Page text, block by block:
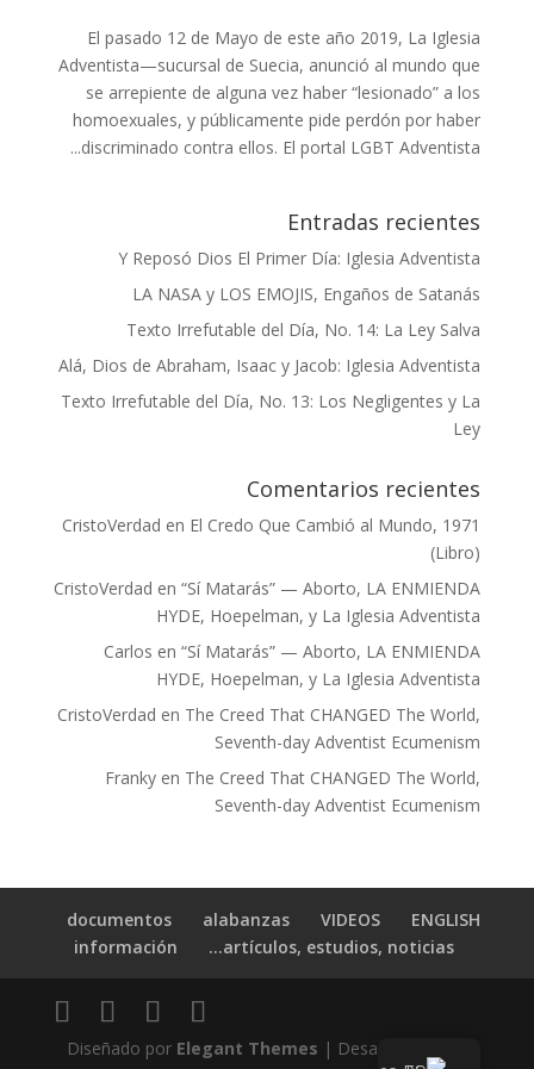
El pasado 12 de Mayo de este año 2019, La Iglesia
Adventista—sucursal de Suecia, anunció al mundo que
se arrepiente de alguna vez haber “lesionado” a los
homoexuales, y públicamente pide perdón por haber
discriminado contra ellos. El portal LGBT Adventista...
Entradas recientes
Y Reposó Dios El Primer Día: Iglesia Adventista
LA NASA y LOS EMOJIS, Engaños de Satanás
Texto Irrefutable del Día, No. 14: La Ley Salva
Alá, Dios de Abraham, Isaac y Jacob: Iglesia Adventista
Texto Irrefutable del Día, No. 13: Los Negligentes y La
Ley
Comentarios recientes
CristoVerdad en El Credo Que Cambió al Mundo, 1971
(Libro)
CristoVerdad en“Sí Matarás” — Aborto, LA ENMIENDA
HYDE, Hoepelman, y La Iglesia Adventista
Carlos en“Sí Matarás” — Aborto, LA ENMIENDA
HYDE, Hoepelman, y La Iglesia Adventista
CristoVerdad en The Creed That CHANGED The World,
Seventh-day Adventist Ecumenism
Franky en The Creed That CHANGED The World,
Seventh-day Adventist Ecumenism
ENGLISH
VIDEOS
alabanzas
documentos
artículos, estudios, noticias…
información
Diseñado por Elegant Themes | Desarrollado por